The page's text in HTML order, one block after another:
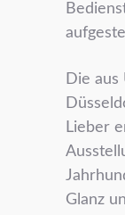
Die aus
Lieber
Glanz